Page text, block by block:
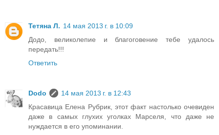
Тетяна Л. 14 мая 2013 г. в 10:09
Додо, великолепие и благоговение тебе удалось
передать!!!
Ответить
Dodo
14 мая 2013 г. в 12:43
Красавица Елена Рубрик, этот факт настолько очевиден
даже в самых глухих уголках Марселя, что даже не
нуждается в его упоминании.